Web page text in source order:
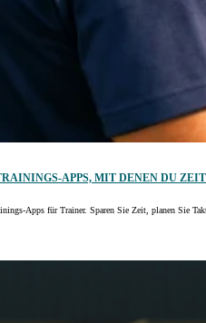
APPS, MIT DENEN DU ZEIT
Apps für Trainer. Sparen Sie Zeit, planen Sie